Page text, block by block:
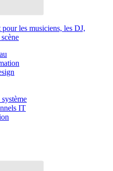
les musiciens, les DJ,
IT